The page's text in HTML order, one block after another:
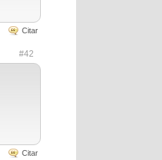
Citar
#42
Citar